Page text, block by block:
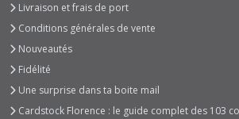
Livraison et frais de port
Conditions générales de vente
Nouveautés
Fidélité
Une surprise dans ta boite mail
Cardstock Florence : le guide complet des 103